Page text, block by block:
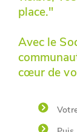
place."
Avec le
cœur de